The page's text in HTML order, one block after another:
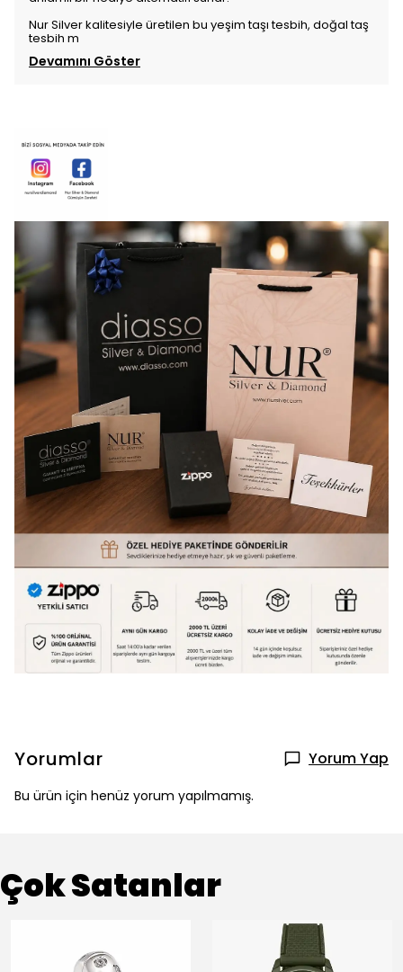
Nur Silver kalitesiyle üretilen bu yeşim taşı tesbih, doğal taş
tesbih m
Devamını Göster
Yorumlar Yorum Yap
Bu ürün için henüz yorum yapılmamış.
Çok Satanlar